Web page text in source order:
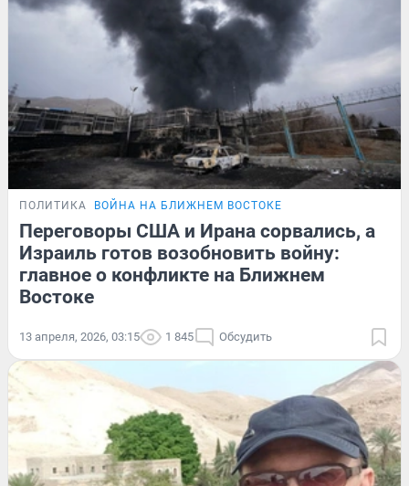
ПОЛИТИКА ВОЙНА НА БЛИЖНЕМ ВОСТОКЕ
Переговоры США и Ирана сорвались, а
Израиль готов возобновить войну:
главное о конфликте на Ближнем
Востоке
13 апреля, 2026, 03:15 1 845 Обсудить